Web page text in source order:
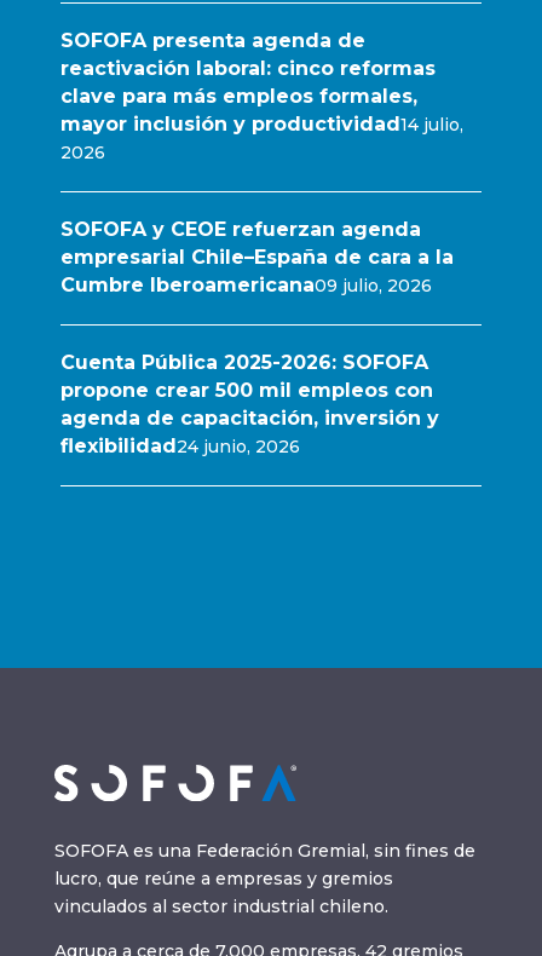
SOFOFA presenta agenda de
reactivación laboral: cinco reformas
clave para más empleos formales,
mayor inclusión y productividad14 julio,
2026
SOFOFA y CEOE refuerzan agenda
empresarial Chile–España de cara a la
Cumbre Iberoamericana09 julio, 2026
Cuenta Pública 2025-2026: SOFOFA
propone crear 500 mil empleos con
agenda de capacitación, inversión y
flexibilidad24 junio, 2026
SOFOFA es una Federación Gremial, sin fines de
lucro, que reúne a empresas y gremios
vinculados al sector industrial chileno.
Agrupa a cerca de 7.000 empresas, 42 gremios